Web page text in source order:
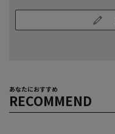
あなたにおすすめ
RECOMMEND